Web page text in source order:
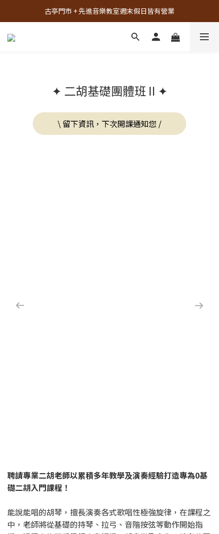
古亭門市 + 先進音樂教室週末假日皆有營業
古亭門市 + 先進音樂教室週末假日皆有營業
先進音樂教室全面升級，給您更舒適的琴房空間！
✦ 二胡基礎團體班 II ✦
\ 留下資訊，下次開課通知您 /
聘請專業二胡老師以累積多年教學及演奏經驗打造專為0基
礎二胡入門課程！
能說能唱的胡琴，擅長演奏各式歌唱性極強旋律，在課程之
中，老師將從基礎的持琴、拉弓、音階按弦等動作開始指